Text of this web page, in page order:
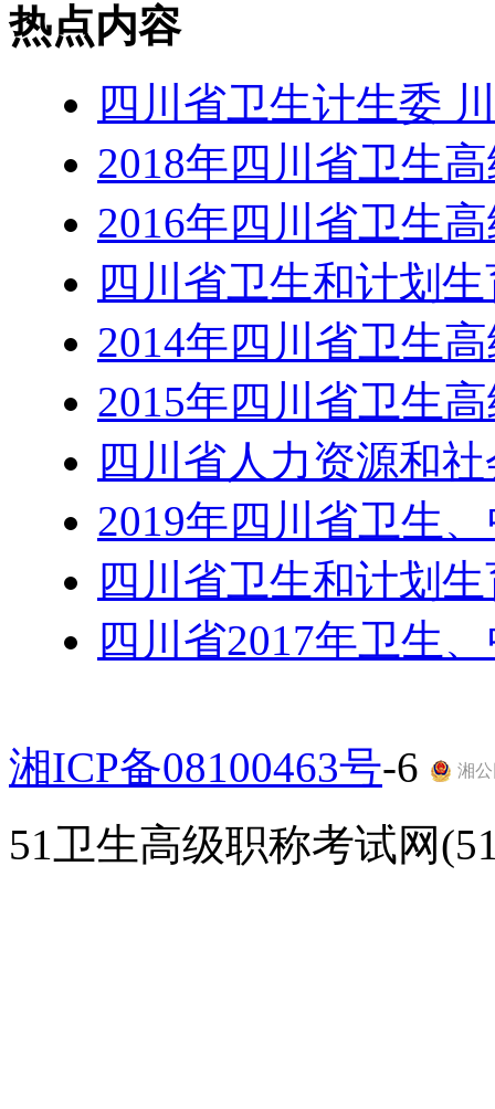
热点内容
四川省卫生计生委
2018年四川省卫生
2016年四川省卫生
四川省卫生和计划
2014年四川省卫生
2015年四川省卫生
四川省人力资源和
2019年四川省卫生
四川省卫生和计划
四川省2017年卫生
湘ICP备08100463号-6 湘公
51卫生高级职称考试网